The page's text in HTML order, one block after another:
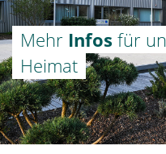
Mehr Infos für
Heimat